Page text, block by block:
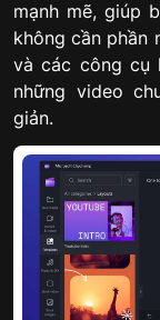
mạnh mẽ, giúp
không cần phần
và các công cụ
những video
giản.